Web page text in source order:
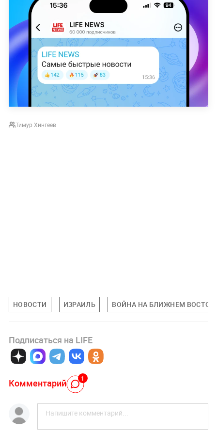
Тимур Хингеев
НОВОСТИ ИЗРАИЛЬ ВОЙНА НА БЛИЖНЕМ
Подписаться на LIFE
Комментарий 1